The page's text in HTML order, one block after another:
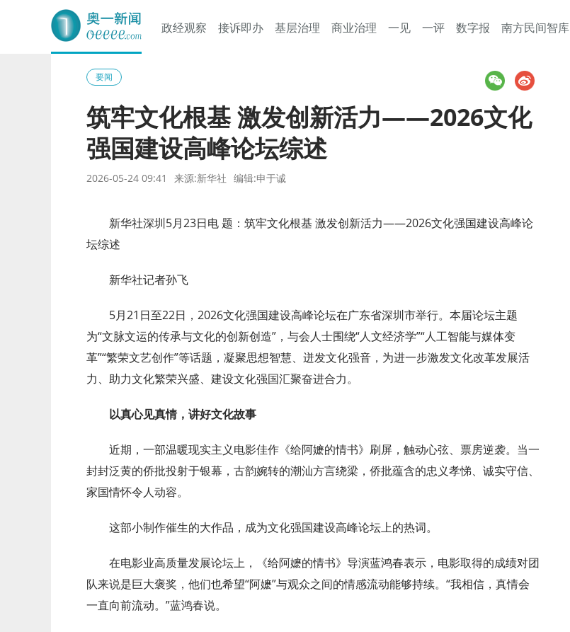
奥一网
政经观察 接诉即办 基层治理 商业治理 一见 一评 数字报 南方民间智库
要闻
筑牢文化根基 激发创新活力——2026文化
强国建设高峰论坛综述
2026-05-24 09:41 来源:新华社 编辑:申于诚
新华社深圳5月23日电 题：筑牢文化根基 激发创新活力——2026文化强国建设高峰论
坛综述
新华社记者孙飞
5月21日至22日，2026文化强国建设高峰论坛在广东省深圳市举行。本届论坛主题
为“文脉文运的传承与文化的创新创造”，与会人士围绕“人文经济学”“人工智能与媒体变
革”“繁荣文艺创作”等话题，凝聚思想智慧、迸发文化强音，为进一步激发文化改革发展活
力、助力文化繁荣兴盛、建设文化强国汇聚奋进合力。
以真心见真情，讲好文化故事
近期，一部温暖现实主义电影佳作《给阿嬷的情书》刷屏，触动心弦、票房逆袭。当一
封封泛黄的侨批投射于银幕，古韵婉转的潮汕方言绕梁，侨批蕴含的忠义孝悌、诚实守信、
家国情怀令人动容。
这部小制作催生的大作品，成为文化强国建设高峰论坛上的热词。
在电影业高质量发展论坛上，《给阿嬷的情书》导演蓝鸿春表示，电影取得的成绩对团
队来说是巨大褒奖，他们也希望“阿嬷”与观众之间的情感流动能够持续。“我相信，真情会
一直向前流动。”蓝鸿春说。